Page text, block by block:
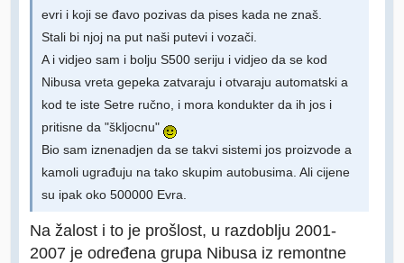
evri i koji se đavo pozivas da pises kada ne znaš.
Stali bi njoj na put naši putevi i vozači.
A i vidjeo sam i bolju S500 seriju i vidjeo da se kod
Nibusa vreta gepeka zatvaraju i otvaraju automatski a
kod te iste Setre ručno, i mora kondukter da ih jos i
pritisne da "škljocnu"
Bio sam iznenadjen da se takvi sistemi jos proizvode a
kamoli ugrađuju na tako skupim autobusima. Ali cijene
su ipak oko 500000 Evra.
Na žalost i to je prošlost, u razdoblju 2001-
2007 je određena grupa Nibusa iz remontne